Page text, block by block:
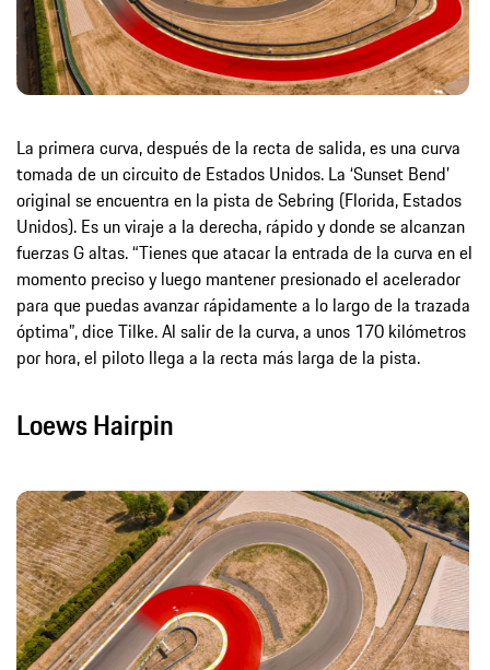
La primera curva, después de la recta de salida, es una curva
tomada de un circuito de Estados Unidos. La ‘Sunset Bend’
original se encuentra en la pista de Sebring (Florida, Estados
Unidos). Es un viraje a la derecha, rápido y donde se alcanzan
fuerzas G altas. “Tienes que atacar la entrada de la curva en el
momento preciso y luego mantener presionado el acelerador
para que puedas avanzar rápidamente a lo largo de la trazada
óptima”, dice Tilke. Al salir de la curva, a unos 170 kilómetros
por hora, el piloto llega a la recta más larga de la pista.
Loews Hairpin